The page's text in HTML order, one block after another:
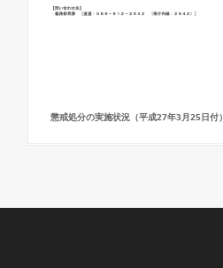
懲戒処分の実施状況（平成27年3月25日付）